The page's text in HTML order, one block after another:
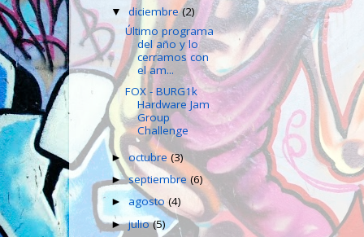
▼diciembre(2)
Último programa
del año y lo
cerramos con
el am...
FOX - BURG1k
Hardware Jam
Group
Challenge
►octubre(3)
►septiembre(6)
►agosto(4)
►julio(5)